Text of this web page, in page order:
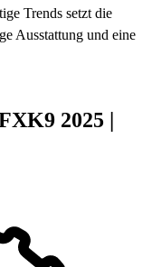
Trends setzt die
Ausstattung und eine
2025 |